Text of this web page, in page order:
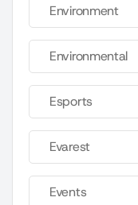
Environment
Environmental
Esports
Evarest
Events